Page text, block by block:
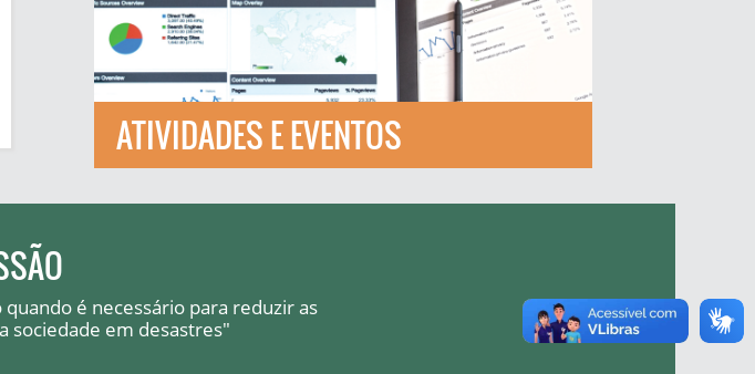
ATIVIDADES E EVENTOS
é necessário para reduzir as
sociedade em desastres"